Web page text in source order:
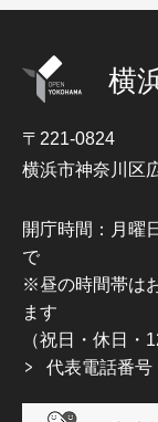
横
〒221-0824
横浜市神奈川区
開庁時間：月曜
で
※昼の時間帯は
ます
（祝日・休日・
代表電話番号